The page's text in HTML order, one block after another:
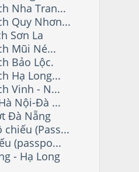
Nha Tran...
Quy Nhơn...
Sơn La
Mũi Né...
Bảo Lộc.
Hạ Long...
Vinh - N...
Nội-Đà ...
Đà Nẵng
(Pass...
(passpo...
- Hạ Long